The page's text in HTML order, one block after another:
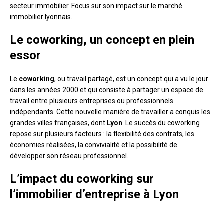
secteur immobilier. Focus sur son impact sur le marché
immobilier lyonnais.
Le coworking, un concept en plein
essor
Le coworking, ou travail partagé, est un concept qui a vu le jour
dans les années 2000 et qui consiste à partager un espace de
travail entre plusieurs entreprises ou professionnels
indépendants. Cette nouvelle manière de travailler a conquis les
grandes villes françaises, dont Lyon . Le succès du coworking
repose sur plusieurs facteurs : la flexibilité des contrats, les
économies réalisées, la convivialité et la possibilité de
développer son réseau professionnel.
L’impact du coworking sur
l’immobilier d’entreprise à Lyon